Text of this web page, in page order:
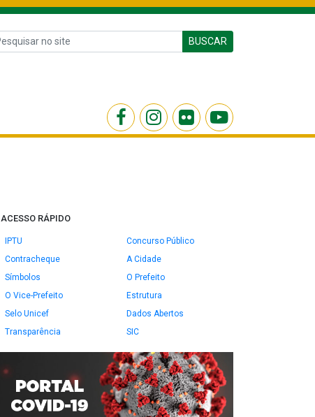
BUSCAR
ACESSO RÁPIDO
IPTU
Concurso Público
Contracheque
A Cidade
Símbolos
O Prefeito
O Vice-Prefeito
Estrutura
Selo Unicef
Dados Abertos
Transparência
SIC